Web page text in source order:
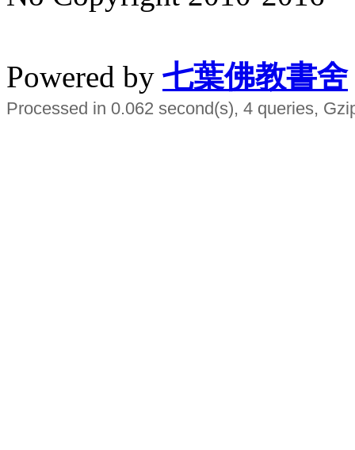
Powered by 七葉佛教書舍
Processed in 0.062 second(s), 4 queries,